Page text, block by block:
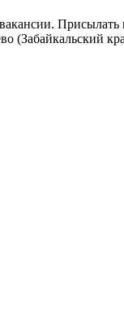
Присылать
(Забайкальский